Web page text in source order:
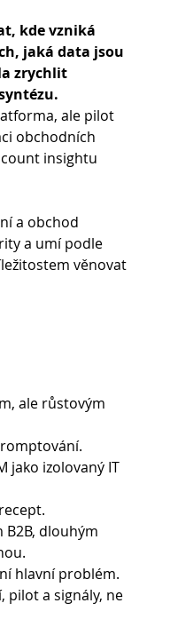
kde vzniká
jaká data jsou
zrychlit
ale pilot
obchodních
insightu
a obchod
a umí podle
věnovat
ale růstovým
jako izolovaný IT
B2B, dlouhým
hlavní problém.
pilot a signály, ne